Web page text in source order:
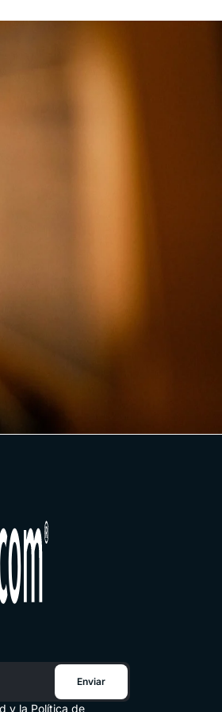
Enviar
y la Política de